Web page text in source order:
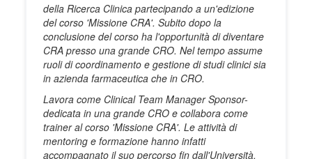
della Ricerca Clinica partecipando a un'edizione
del corso 'Missione CRA'. Subito dopo la
conclusione del corso ha l'opportunità di diventare
CRA presso una grande CRO. Nel tempo assume
ruoli di coordinamento e gestione di studi clinici sia
in azienda farmaceutica che in CRO.
Lavora come Clinical Team Manager Sponsor-
dedicata in una grande CRO e collabora come
trainer al corso 'Missione CRA'. Le attività di
mentoring e formazione hanno infatti
accompagnato il suo percorso fin dall'Università,